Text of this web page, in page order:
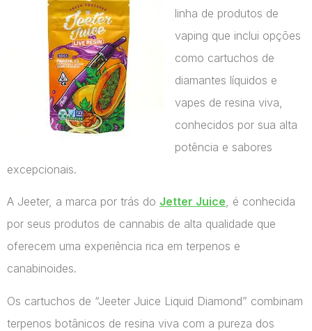
linha de produtos de
vaping que inclui opções
como cartuchos de
diamantes líquidos e
vapes de resina viva,
conhecidos por sua alta
potência e sabores
excepcionais.
A Jeeter, a marca por trás do Jetter Juice, é conhecida
por seus produtos de cannabis de alta qualidade que
oferecem uma experiência rica em terpenos e
canabinoides.
Os cartuchos de “Jeeter Juice Liquid Diamond” combinam
terpenos botânicos de resina viva com a pureza dos